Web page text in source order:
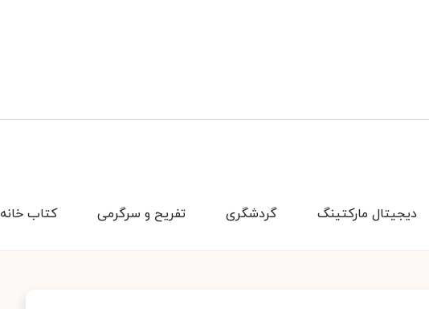
کتاب خانه تفریح و سرگرمی گردشگری دیجیتال مارکتینگ